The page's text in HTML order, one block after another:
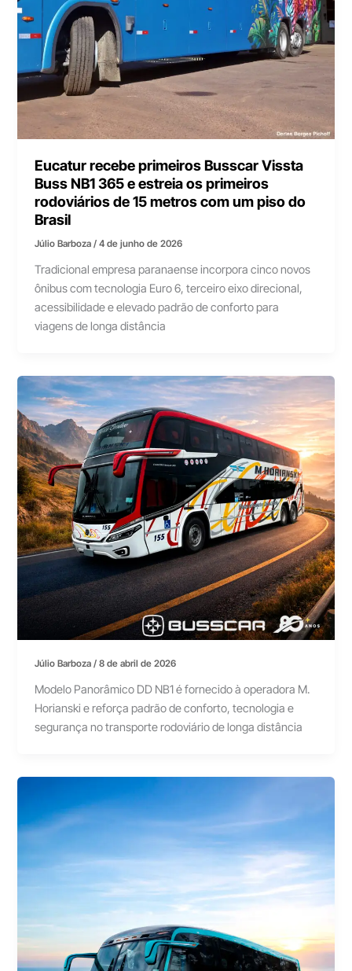
Eucatur recebe primeiros Busscar Vissta
Buss NB1 365 e estreia os primeiros
rodoviários de 15 metros com um piso do
Brasil
Júlio Barboza/4 de junho de 2026
Tradicional empresa paranaense incorpora cinco novos
ônibus com tecnologia Euro 6, terceiro eixo direcional,
acessibilidade e elevado padrão de conforto para
viagens de longa distância
Júlio Barboza/8 de abril de 2026
Modelo Panorâmico DD NB1 é fornecido à operadora M.
Horianski e reforça padrão de conforto, tecnologia e
segurança no transporte rodoviário de longa distância